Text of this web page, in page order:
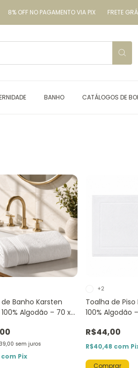
8% OFF NO PAGAMENTO VIA PIX FRETE
BANHO CATÁLOGOS DE
Banho Karsten
Algodão – 70 x
sem juros
com Pix
Toalha de
100% Algodão
R$44,00
R$40,48 com
+2
Comprar